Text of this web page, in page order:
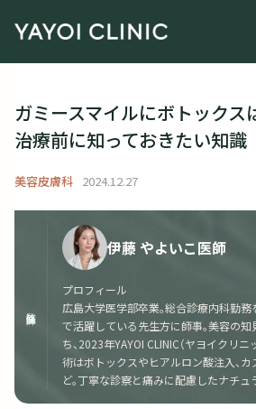
ガミースマイルにボトックス
治療前に知っておきたい知識
美容皮膚科 2024.12.27
伊藤 やよいこ医師
プロフィール
広島大学医学部卒業。総合診療内科勤務
で活躍している先生方に師事。美容の
ち、2023年YAYOI CLINIC（ヤヨイクリニ
術はボトックスやヒアルロン酸注入、
ど。丁寧な診察と痛みに配慮したナチュ